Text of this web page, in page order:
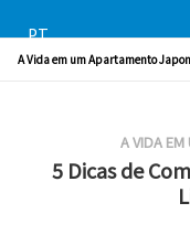
A Vida em um Apartamento
PT
A VIDA
5 Dicas de